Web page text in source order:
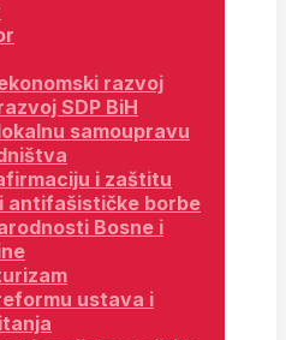
razvoj
SDP BiH
samoupravu
i zaštitu
antifašističke borbe
Bosne i
ustava i